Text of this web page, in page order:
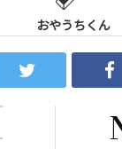
おやうちくん